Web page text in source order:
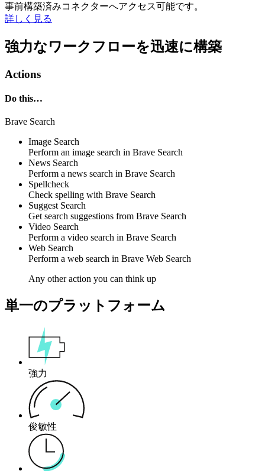
事前構築済みコネクターへアクセス可能です。
詳しく見る
強力なワークフローを迅速に構築
Actions
Do this…
Brave Search
Image Search
Perform an image search in Brave Search
News Search
Perform a news search in Brave Search
Spellcheck
Check spelling with Brave Search
Suggest Search
Getsearch suggestions from Brave Search
Video Search
Perform a video search in Brave Search
Web Search
Perform a web search in Brave Web Search
Any other action you can think up
単一のプラットフォーム
強力
俊敏性